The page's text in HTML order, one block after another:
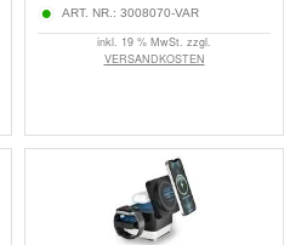
ART. NR.: 3008070-VAR
inkl. 19 % MwSt. zzgl.
VERSANDKOSTEN